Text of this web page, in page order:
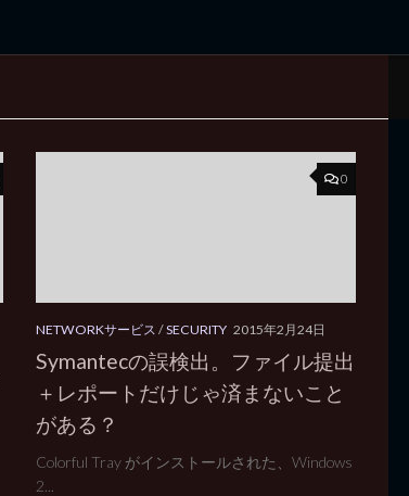
0
NETWORKサービス /SECURITY 2015年2月24日
Symantecの誤検出。ファイル提出
＋レポートだけじゃ済まないこと
がある？
Colorful Tray がインストールされた、Windows
2...